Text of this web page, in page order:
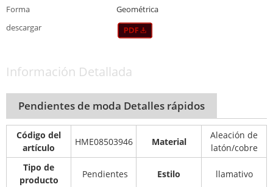
Forma
Geométrica
descargar
Información Detallada
Pendientes de moda Detalles rápidos
Código del
artículo
HME08503946 Material
Aleación de
latón/cobre
Tipo de
producto
Pendientes Estilo llamativo